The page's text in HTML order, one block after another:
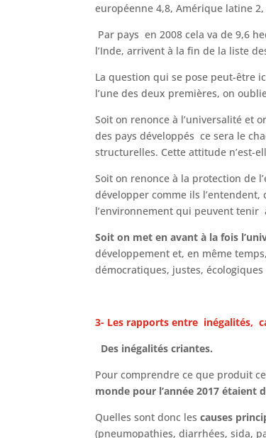
européenne 4,8, Amérique latine
Par pays en 2008 cela va de 9,6
l’Inde, arrivent à la fin de la liste
La question qui se pose peut-être
l’une des deux premières, on
Soit on renonce à l’universalité et
des pays développés ce sera le
structurelles. Cette attitude n’est-
Soit on renonce à la protection de
développer comme ils
l’environnement qui peuvent tenir
Soit on met en avant à la fois
développement et, en même
démocratiques, justes,
3- Les rapports entre inégalités,
Des inégalités criantes.
Pour comprendre ce que produit
monde pour l’année 2017 étaient
Quelles sont donc les causes
(pneumopathies, diarrhées, sida,